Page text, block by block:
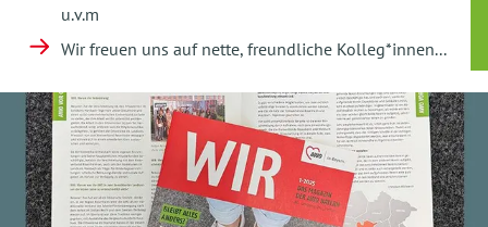
u.v.m
Wir freuen uns auf nette, freundliche Kolleg*innen...